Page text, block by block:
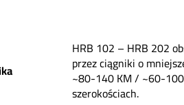
HRB 102 – HRB 202
przez ciągniki o
~80-140 KM / ~60-
szerokościach.